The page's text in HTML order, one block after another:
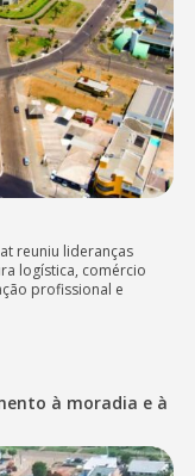
reuniu lideranças
logística, comércio
profissional e
à moradia e à